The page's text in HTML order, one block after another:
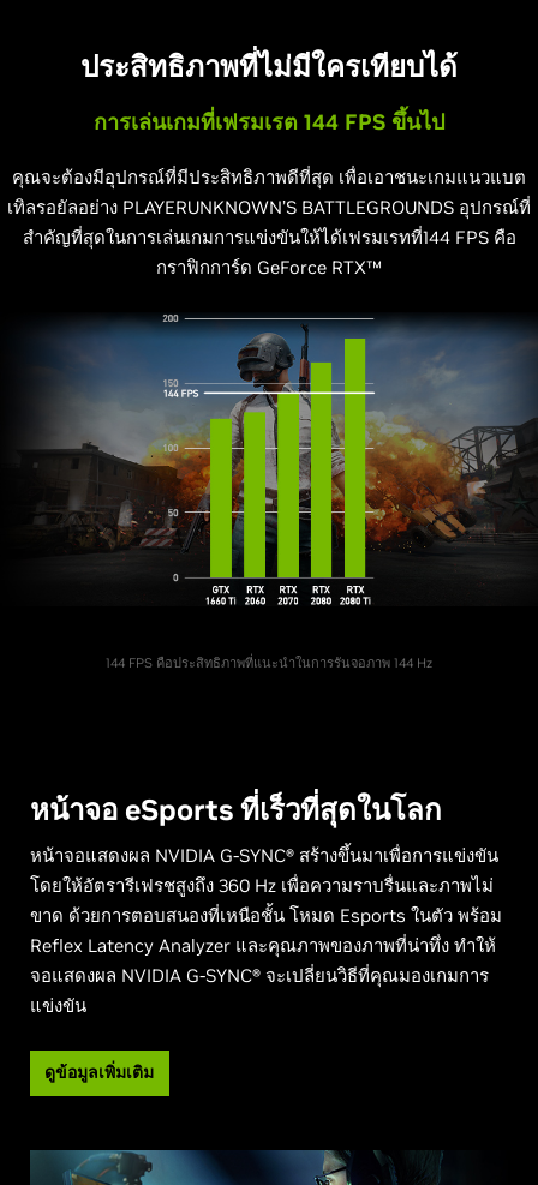
ประสิทธิภาพที่ไม่มีใครเทียบได้
การเล่นเกมที่เฟรมเรต 144 FPS ขึ้นไป
คุณจะต้องมีอุปกรณ์ที่มีประสิทธิภาพดีที่สุด เพื่อเอาชนะเกมแนวแบต
เทิลรอยัลอย่าง PLAYERUNKNOWN’S BATTLEGROUNDS อุปกรณ์ที่
สำคัญที่สุดในการเล่นเกมการแข่งขันให้ได้เฟรมเรทที่144 FPS คือ
กราฟิกการ์ด GeForce RTX™
144 FPS คือประสิทธิภาพที่แนะนำในการรันจอภาพ 144 Hz
หน้าจอ eSports ที่เร็วที่สุดในโลก
หน้าจอแสดงผล NVIDIA G-SYNC® สร้างขึ้นมาเพื่อการแข่งขัน
โดยให้อัตรารีเฟรชสูงถึง 360 Hz เพื่อความราบรื่นและภาพไม่
ขาด ด้วยการตอบสนองที่เหนือชั้น โหมด Esports ในตัว พร้อม
Reflex Latency Analyzer และคุณภาพของภาพที่น่าทึ่ง ทำให้
จอแสดงผล NVIDIA G-SYNC® จะเปลี่ยนวิธีที่คุณมองเกมการ
แข่งขัน
ดูข้อมูลเพิ่มเติม